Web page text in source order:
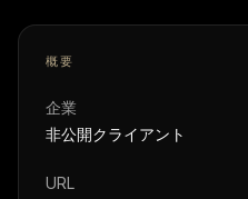
概要
企業
非公開クライアント
URL